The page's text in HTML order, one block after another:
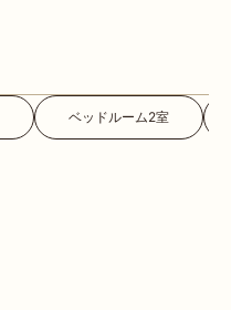
ベッドルーム2室